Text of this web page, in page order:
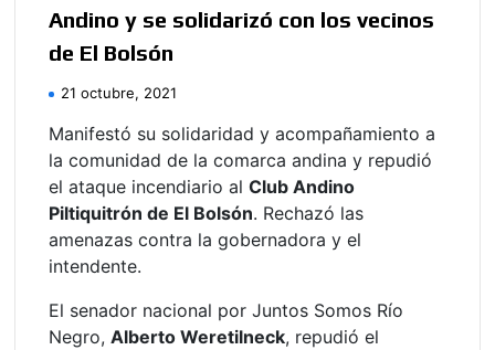
Andino y se solidarizó con los vecinos
de El Bolsón
21 octubre, 2021
Manifestó su solidaridad y acompañamiento a
la comunidad de la comarca andina y repudió
el ataque incendiario alClub Andino
Piltiquitrón de El Bolsón. Rechazó las
amenazas contra la gobernadora y el
intendente.
El senador nacional por Juntos Somos Río
Negro,Alberto Weretilneck, repudió el